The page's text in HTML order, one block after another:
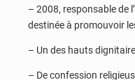
– 2008, responsable de
destinée à promouvoir
– Un des hauts
– De confession